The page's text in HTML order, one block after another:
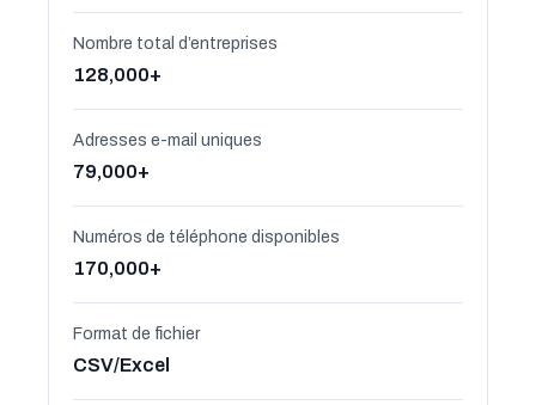
Nombre total d’entreprises
128,000+
Adresses e-mail uniques
79,000+
Numéros de téléphone disponibles
170,000+
Format de fichier
CSV/Excel